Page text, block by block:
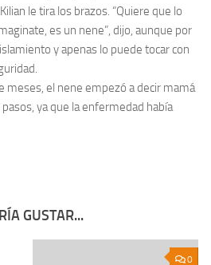
le tira los brazos. “Quiere que lo
es un nene”, dijo, aunque por
y apenas lo puede tocar con
meses, el nene empezó a decir mamá
ya que la enfermedad había
GUSTAR...
0